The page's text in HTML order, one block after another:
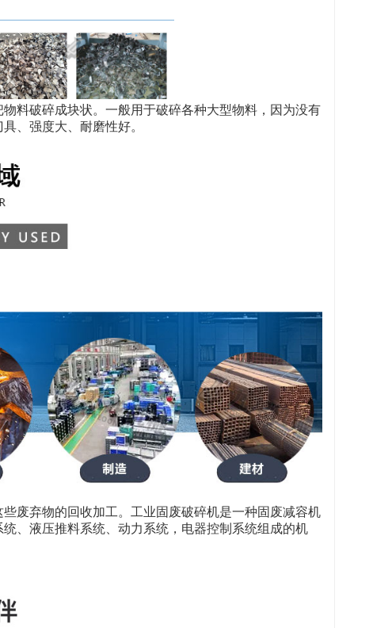
料破碎成块状。一般用于破碎各种大型物料，因为没有
、强度大、耐磨性好。
废弃物的回收加工。工业固废破碎机是一种固废减容机
、液压推料系统、动力系统，电器控制系统组成的机